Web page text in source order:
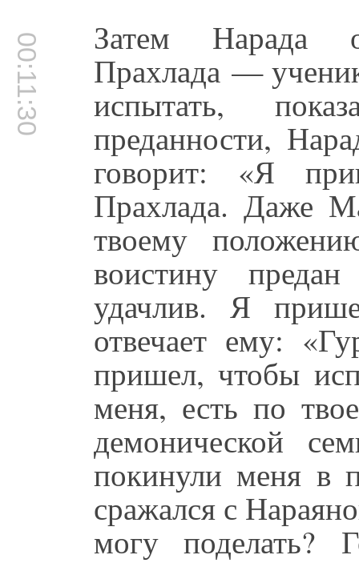
00:11:30 Затем Нарада
Прахлада —
испытать,
преданности,
говорит: «Я
Прахлада. Даже
твоему
воистину
удачлив. Я
отвечает ему:
пришел, чтобы
меня, есть по
демонической
покинули меня в
сражался с
могу поделать?